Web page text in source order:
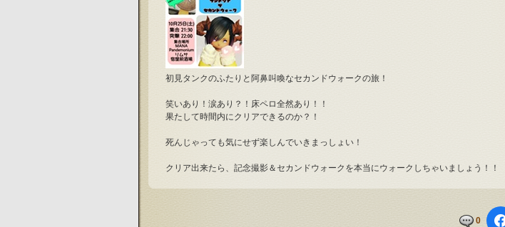
初見タンクのふたりと阿鼻叫喚なセカンドウォークの旅！
笑いあり！涙あり？！床ペロ全然あり！！
果たして時間内にクリアできるのか？！
死んじゃっても気にせず楽しんでいきまっしょい！
クリア出来たら、記念撮影＆セカンドウォークを本当にウォークしちゃいましょう！！
0